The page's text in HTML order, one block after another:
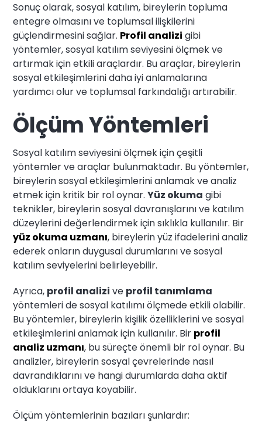
Sonuç olarak, sosyal katılım, bireylerin topluma
entegre olmasını ve toplumsal ilişkilerini
güçlendirmesini sağlar. Profil analizi gibi
yöntemler, sosyal katılım seviyesini ölçmek ve
artırmak için etkili araçlardır. Bu araçlar, bireylerin
sosyal etkileşimlerini daha iyi anlamalarına
yardımcı olur ve toplumsal farkındalığı artırabilir.
Ölçüm Yöntemleri
Sosyal katılım seviyesini ölçmek için çeşitli
yöntemler ve araçlar bulunmaktadır. Bu yöntemler,
bireylerin sosyal etkileşimlerini anlamak ve analiz
etmek için kritik bir rol oynar.Yüz okuma gibi
teknikler, bireylerin sosyal davranışlarını ve katılım
düzeylerini değerlendirmek için sıklıkla kullanılır. Bir
yüz okuma uzmanı, bireylerin yüz ifadelerini analiz
ederek onların duygusal durumlarını ve sosyal
katılım seviyelerini belirleyebilir.
Ayrıca, profil analizi ve profil tanımlama
yöntemleri de sosyal katılımı ölçmede etkili olabilir.
Bu yöntemler, bireylerin kişilik özelliklerini ve sosyal
etkileşimlerini anlamak için kullanılır. Bir profil
analiz uzmanı, bu süreçte önemli bir rol oynar. Bu
analizler, bireylerin sosyal çevrelerinde nasıl
davrandıklarını ve hangi durumlarda daha aktif
olduklarını ortaya koyabilir.
Ölçüm yöntemlerinin bazıları şunlardır: